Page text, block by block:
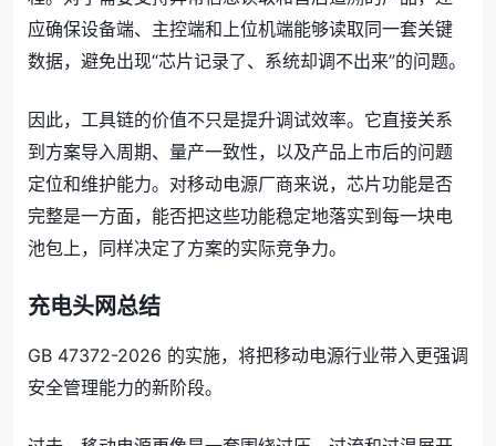
应确保设备端、主控端和上位机端能够读取同一套关键
数据，避免出现“芯片记录了、系统却调不出来”的问题。
因此，工具链的价值不只是提升调试效率。它直接关系
到方案导入周期、量产一致性，以及产品上市后的问题
定位和维护能力。对移动电源厂商来说，芯片功能是否
完整是一方面，能否把这些功能稳定地落实到每一块电
池包上，同样决定了方案的实际竞争力。
充电头网总结
GB 47372-2026 的实施，将把移动电源行业带入更强调
安全管理能力的新阶段。